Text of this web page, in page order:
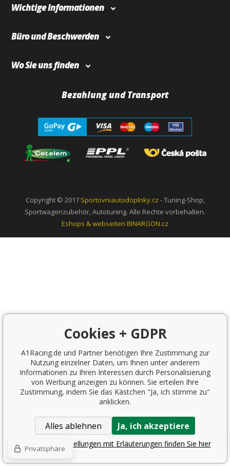
Wichtige Informationen
Büro und Beschwerden
Wo Sie uns finden
Bezahlung und Transport
Copyright © 2017 Sportovniautodoplnky.cz - Tuning-Shop,
Sportwagenzubehör, Autotuning. Alle Rechte vorbehalten.
Eshops & webseiten BINARGON.cz
Cookies + GDPR
A1Racing.de und Partner benötigen Ihre Zustimmung zur
Nutzung einzelner Daten, um Ihnen unter anderem
Informationen zu Ihren Interessen durch Personalisierung
von Werbung anzeigen zu können. Sie erteilen Ihre
Zustimmung, indem Sie das Kästchen "Ja, ich stimme zu"
anklicken.
Alles ablehnen Ja, ich akzeptiere
Detaillierte Einstellungen mit Erläuterungen finden Sie hier
Privatsphäre